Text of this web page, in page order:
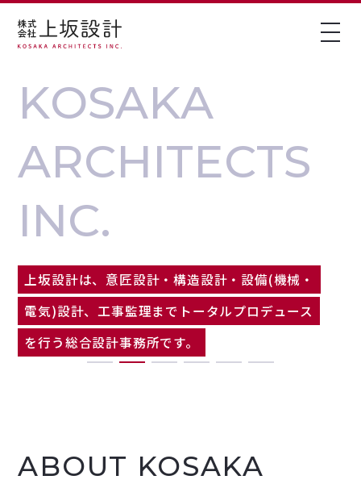
KOSAKA
ARCHITECTS
INC.
上坂設計は、意匠設計・構造設計・設備(機械・
電気)設計、工事監理までトータルプロデュース
を行う総合設計事務所です。
ABOUT KOSAKA